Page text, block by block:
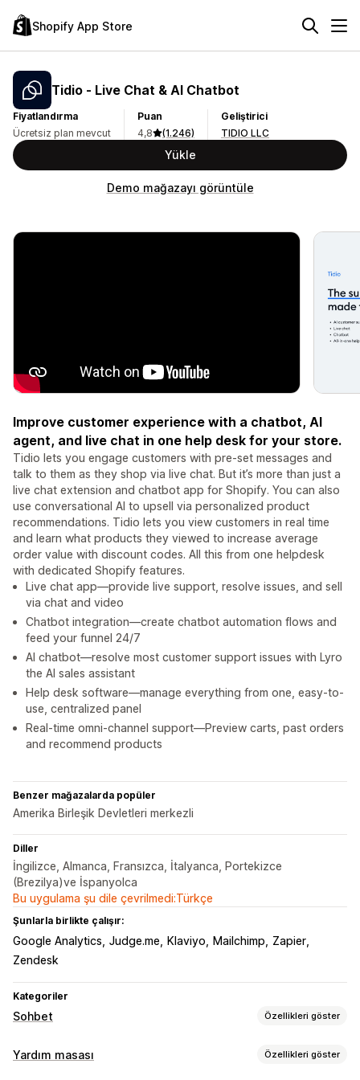
Shopify App Store
Tidio ‑ Live Chat & AI Chatbot
Fiyatlandırma
Ücretsiz plan mevcut
Puan
4,8
(1.246)
Geliştirici
TIDIO LLC
Yükle
Demo mağazayı görüntüle
Improve customer experience with a chatbot, AI
agent, and live chat in one help desk for your store.
Tidio lets you engage customers with pre-set messages and
talk to them as they shop via live chat. But it’s more than just a
live chat extension and chatbot app for Shopify. You can also
use conversational AI to upsell via personalized product
recommendations. Tidio lets you view customers in real time
and learn what products they viewed to increase average
order value with discount codes. All this from one helpdesk
with dedicated Shopify features.
Live chat app—provide live support, resolve issues, and sell
via chat and video
Chatbot integration—create chatbot automation flows and
feed your funnel 24/7
AI chatbot—resolve most customer support issues with Lyro
the AI sales assistant
Help desk software—manage everything from one, easy-to-
use, centralized panel
Real-time omni-channel support—Preview carts, past orders
and recommend products
Benzer mağazalarda popüler
Amerika Birleşik Devletleri merkezli
Diller
İngilizce, Almanca, Fransızca, İtalyanca, Portekizce
(Brezilya)ve İspanyolca
Bu uygulama şu dile çevrilmedi:Türkçe
Şunlarla birlikte çalışır:
Google Analytics Judge.me Klaviyo Mailchimp
Zapier
Zendesk
Kategoriler
Sohbet Özellikleri göster
Gerçek zamanlı mesajlaşma
Yardım masası Özellikleri göster